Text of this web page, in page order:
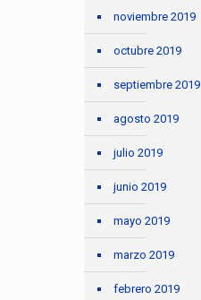
noviembre 2019
octubre 2019
septiembre 2019
agosto 2019
julio 2019
junio 2019
mayo 2019
marzo 2019
febrero 2019